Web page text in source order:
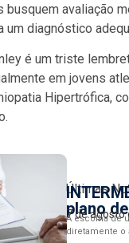
busquem avaliação
um diagnóstico
é um triste
em jovens
Hipertrófica,
Últimas
plano
7 de agosto
A escolha de
diretamente o